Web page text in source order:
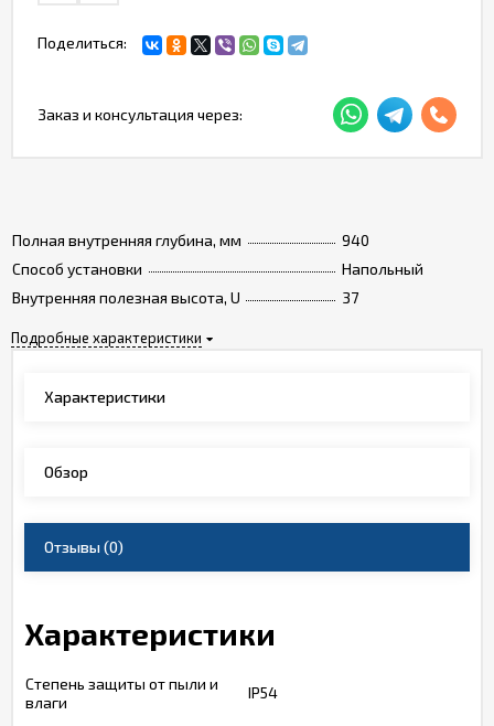
Полная внутренняя глубина, мм
940
Способ установки
Напольный
Внутренняя полезная высота, U
37
Подробные характеристики
Поделиться:
Заказ и консультация через:
Характеристики
Обзор
Отзывы(0)
Характеристики
Степень защиты от пыли и
влаги
IP54